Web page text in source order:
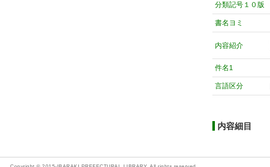
分類記号１０版
書名ヨミ
内容紹介
件名1
言語区分
内容細目